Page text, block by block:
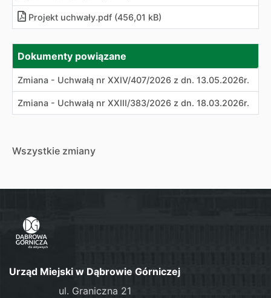
Projekt uchwały.pdf (456,01 kB)
Dokumenty powiązane
Zmiana - Uchwałą nr XXIV/407/2026 z dn. 13.05.2026r.
Zmiana - Uchwałą nr XXIII/383/2026 z dn. 18.03.2026r.
Wszystkie zmiany
Urząd Miejski w Dąbrowie Górniczej
ul. Graniczna 21